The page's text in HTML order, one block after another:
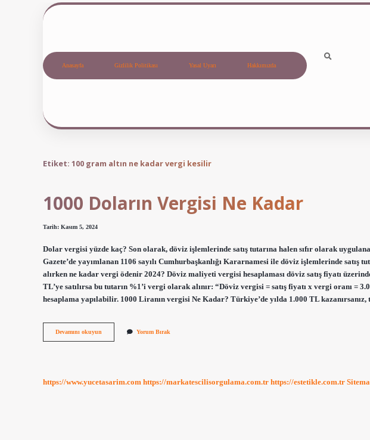
Anasayfa Gizlilik Politikası Yasal Uyarı Hakkımızda
Etiket: 100 gram altın ne kadar vergi kesilir
1000 Doların Vergisi Ne Kadar
Tarih: Kasım 5, 2024
Dolar vergisi yüzde kaç? Son olarak, döviz işlemlerinde satış tutarına halen sıfır olarak
Gazete’de yayımlanan 1106 sayılı Cumhurbaşkanlığı Kararnamesi ile döviz işlemlerinde satış
alırken ne kadar vergi ödenir 2024? Döviz maliyeti vergisi hesaplaması döviz satış fiyatı
TL’ye satılırsa bu tutarın %1’i vergi olarak alınır: “Döviz vergisi = satış fiyatı x vergi oranı =
hesaplama yapılabilir. 1000 Liranın vergisi Ne Kadar? Türkiye’de yılda 1.000 TL
Devamını okuyun
Doların
Yorum Bırak
https://www.yucetasarim.com https://markatescilisorgulama.com.tr https://estetikle.com.tr